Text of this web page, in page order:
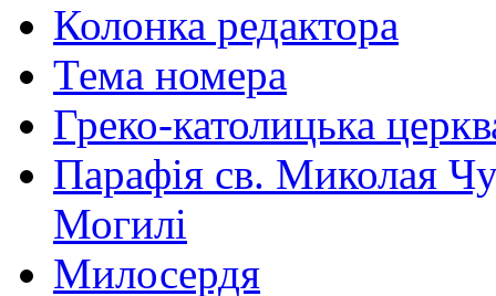
Колонка редактора
Тема номера
Греко-католицька
Парафія св. Миколая
Могилі
Милосердя